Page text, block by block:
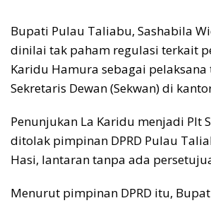
Bupati Pulau Taliabu, Sashabila
dinilai tak paham regulasi terkait
Karidu Hamura sebagai pelaksana
Sekretaris Dewan (Sekwan) di
Penunjukan La Karidu menjadi Plt
ditolak pimpinan DPRD Pulau
Hasi, lantaran tanpa ada
Menurut pimpinan DPRD itu,